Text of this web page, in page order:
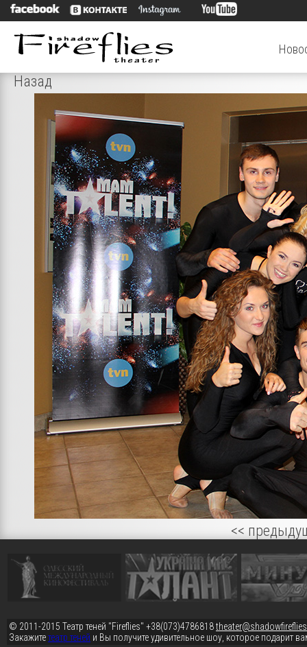
Назад
<<
© 2011-2015 Театр теней "Fireflies" +38(073)4786818
Закажитетеатр теней и Вы получите удивительное шоу, которое подарит